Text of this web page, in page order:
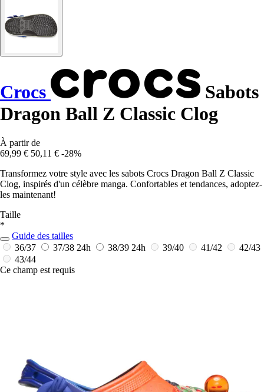
Crocs
Sabots
Dragon Ball Z Classic Clog
À partir de
69,99 € 50,11 € -28%
Transformez votre style avec les sabots Crocs Dragon Ball Z Classic
Clog, inspirés d'un célèbre manga. Confortables et tendances, adoptez-
les maintenant!
Taille
*
Guide des tailles
36/37
37/38 24h 38/39 24h 39/40 41/42
42/43
43/44
Ce champ est requis